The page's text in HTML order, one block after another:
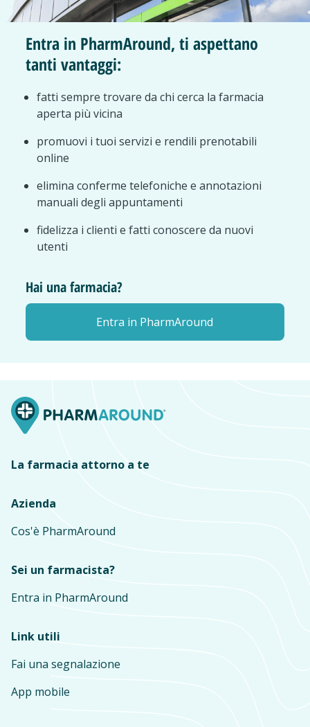
Entra in PharmAround, ti aspettano
tanti vantaggi:
fatti sempre trovare da chi cerca la farmacia
aperta più vicina
promuovi i tuoi servizi e rendili prenotabili
online
elimina conferme telefoniche e annotazioni
manuali degli appuntamenti
fidelizza i clienti e fatti conoscere da nuovi
utenti
Hai una farmacia?
Entra in PharmAround
La farmacia attorno a te
Azienda
Cos'è PharmAround
Sei un farmacista?
Entra in PharmAround
Link utili
Fai una segnalazione
App mobile